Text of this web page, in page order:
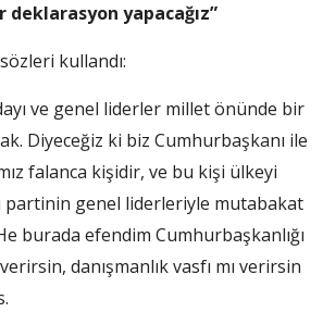
yapacağız”
kullandı:
ve genel liderler millet önünde bir
Diyeceğiz ki biz Cumhurbaşkanı ile
falanca kişidir, ve bu kişi ülkeyi
partinin genel liderleriyle mutabakat
burada efendim Cumhurbaşkanlığı
verirsin, danışmanlık vasfı mı verirsin